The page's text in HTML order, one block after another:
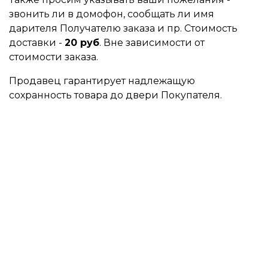
звонить ли в домофон, сообщать ли имя
дарителя Получателю заказа и пр. Стоимость
доставки - 20 руб. Вне зависимости от
стоимости заказа.
Продавец гарантирует надлежащую
сохранность товара до двери Покупателя.